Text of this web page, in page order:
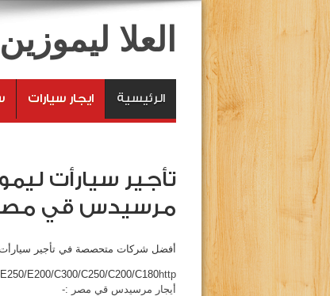
العلا
الرئيسية ايجار سيارات
تأجير سيارأت
مرسيدس قي
أفضل شركات متحصصة في تأجير
E200/C300/C250/C200/C180
أيجار مرسيدس قي مصر :-